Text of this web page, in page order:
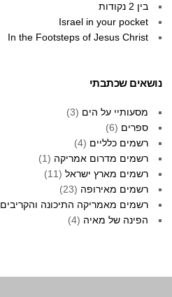
בין 2 נקודות
Israel in your pocket
In the Footsteps of Jesus Christ
נושאים שכתבתי
מסעותיי על הים (3)
ספרים (6)
רשמים כלליים (4)
רשמים מדרום אמריקה (1)
רשמים מארץ ישראל (11)
רשמים מאירופה (23)
רשמים מאמריקה התיכונה והקריבים
הפינה של מאיה (4)